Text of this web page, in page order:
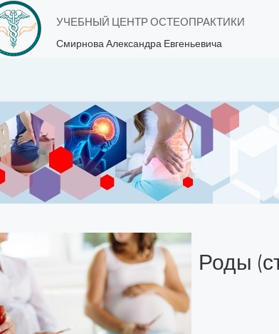
УЧЕБНЫЙ ЦЕНТР ОСТЕОПРАКТИКИ
Смирнова Александра Евгеньевича
Роды